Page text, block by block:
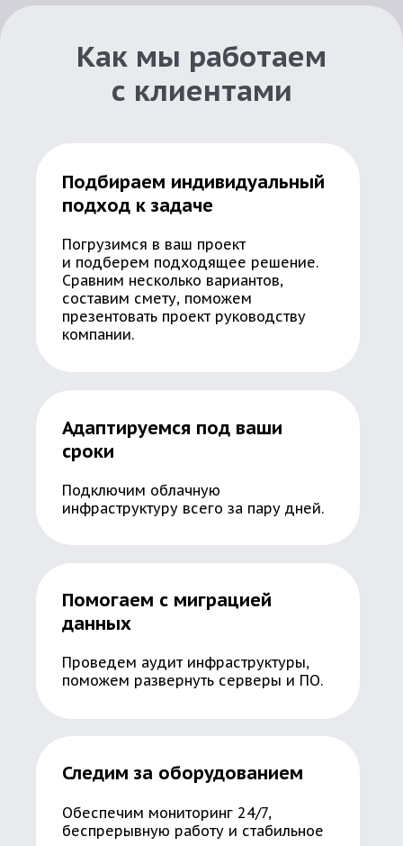
Подбираем индивидуальный
подход к задаче
Погрузимся в ваш проект
и подберем подходящее решение.
Сравним несколько вариантов,
составим смету, поможем
презентовать проект руководству
компании.
Адаптируемся под ваши
сроки
Подключим облачную
инфраструктуру всего за пару дней.
Помогаем с миграцией
данных
Проведем аудит инфраструктуры,
поможем развернуть серверы и ПО.
Следим за оборудованием
Обеспечим мониторинг 24/7,
беспрерывную работу и стабильное
Как мы работаем
с клиентами